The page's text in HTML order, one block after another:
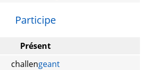
Participe
Présent
challengeant